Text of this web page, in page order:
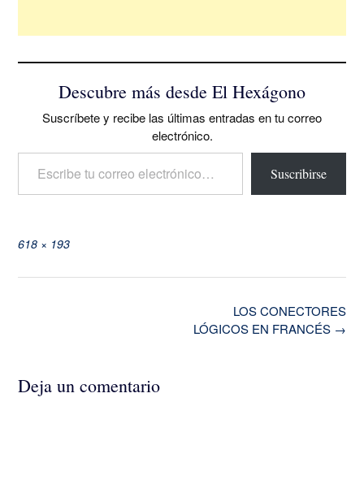
Descubre más desde El Hexágono
Suscríbete y recibe las últimas entradas en tu correo
electrónico.
Escribe tu correo electrónico…
Suscribirse
Tamaño
618 × 193
LOS CONECTORES
LÓGICOS EN FRANCÉS →
Deja un comentario